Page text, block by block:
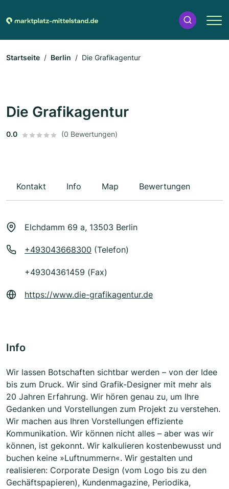
Startseite Berlin Die Grafikagentur
Die Grafikagentur
0.0 (0 Bewertungen)
Kontakt Info Map Bewertungen
Elchdamm 69 a, 13503 Berlin
+493043668300 (Telefon)
+49304361459 (Fax)
https://www.die-grafikagentur.de
Info
Wir lassen Botschaften sichtbar werden – von der Idee
bis zum Druck. Wir sind Grafik-Designer mit mehr als
20 Jahren Erfahrung. Wir hören genau zu, um Ihre
Gedanken und Vorstellungen zum Projekt zu verstehen.
Wir machen aus Ihren Vorstellungen effiziente
Kommunikation. Wir können nicht alles – aber was wir
können, ist gekonnt. Wir kalkulieren kostenbewusst und
buchen keine »Luftnummern«. Wir gestalten und
realisieren: Corporate Design (vom Logo bis zu den
Gechäftspapieren), Kundenmagazine, Periodika,